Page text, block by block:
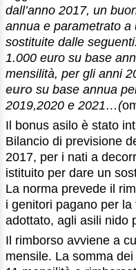
dall’anno 2017, un
annua e parametrato
sostituite dalle
1.000 euro su base
mensilità, per gli anni
euro su base annua
2019,2020 e 2021…(
Il bonus asilo è stato
Bilancio di previsione
2017, per i nati a
istituito per dare un
La norma prevede il
i genitori pagano per
adottato, agli asili nido
Il rimborso avviene a
mensile. La somma